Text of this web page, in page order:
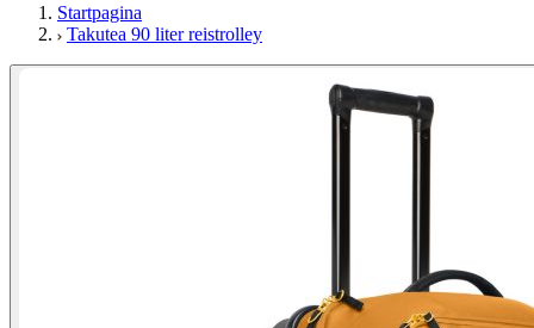
Startpagina
Takutea 90 liter reistrolley